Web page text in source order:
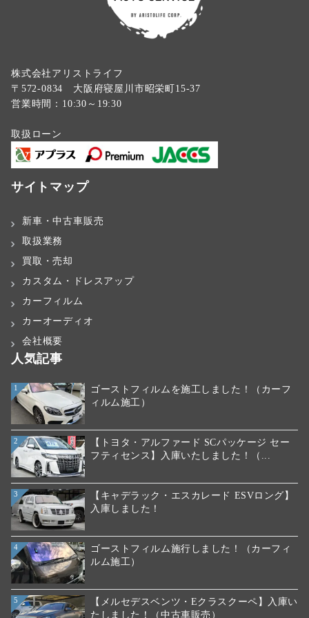
株式会社アリストライフ
〒572-0834 大阪府寝屋川市昭栄町15-37
営業時間：10:30～19:30
取扱ローン
サイトマップ
新車・中古車販売
取扱業務
買取・売却
カスタム・ドレスアップ
カーフィルム
カーオーディオ
会社概要
人気記事
1
ゴーストフィルムを施工しました！（カーフ
ィルム施工）
2
【トヨタ・アルファード SCパッケージ セー
フティセンス】入庫いたしました！（...
3
【キャデラック・エスカレード ESVロング】
入庫しました！
4
ゴーストフィルム施行しました！（カーフィ
ルム施工）
5
【メルセデスベンツ・Eクラスクーペ】入庫い
たしました！（中古車販売）